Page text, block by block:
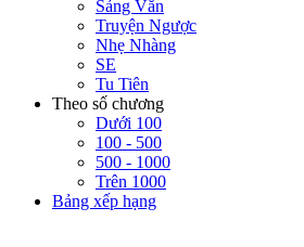
Sảng Văn
Truyện Ngược
Nhẹ Nhàng
SE
Tu Tiên
Theo số chương
Dưới 100
100 - 500
500 - 1000
Trên 1000
Bảng xếp hạng